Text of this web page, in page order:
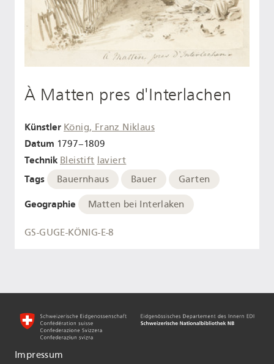
À Matten pres d'Interlachen
Künstler König, Franz Niklaus
Datum 1797–1809
Technik Bleistift laviert
Tags Bauernhaus Bauer Garten
Geographie Matten bei Interlaken
GS-GUGE-KÖNIG-E-8
Impressum